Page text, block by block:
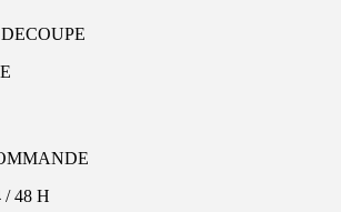
/ 48 H